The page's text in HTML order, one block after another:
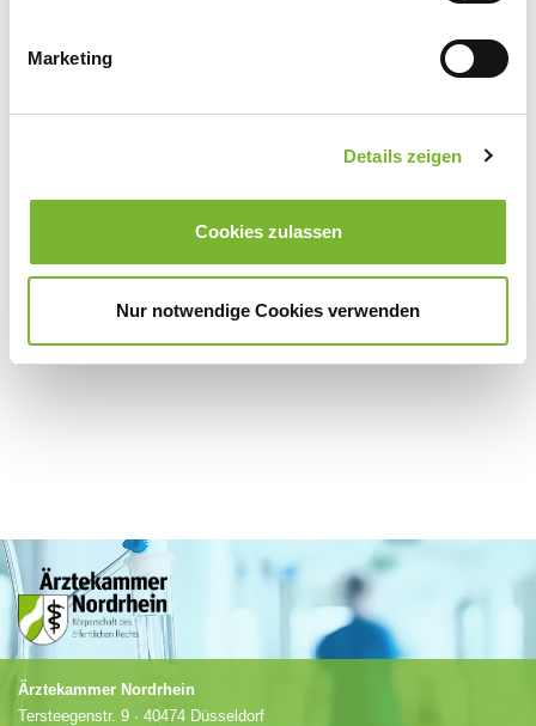
Marketing
Details zeigen
Cookies zulassen
Nur notwendige Cookies verwenden
Für weitere Informationen wenden Sie sich bitte direkt an den jeweiligen
Ärztekammer Nordrhein
Tersteegenstr. 9 · 40474 Düsseldorf